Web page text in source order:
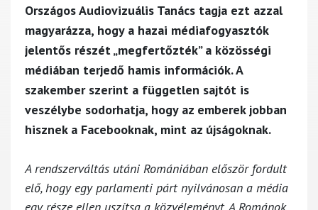
Országos Audiovizuális Tanács tagja ezt azzal
magyarázza, hogy a hazai médiafogyasztók
jelentős részét „megfertőzték” a közösségi
médiában terjedő hamis információk. A
szakember szerint a független sajtót is
veszélybe sodorhatja, hogy az emberek jobban
hisznek a Facebooknak, mint az újságoknak.
A rendszerváltás utáni Romániában először fordult
elő, hogy egy parlamenti párt nyilvánosan a média
egy része ellen uszítsa a közvéleményt. A Románok